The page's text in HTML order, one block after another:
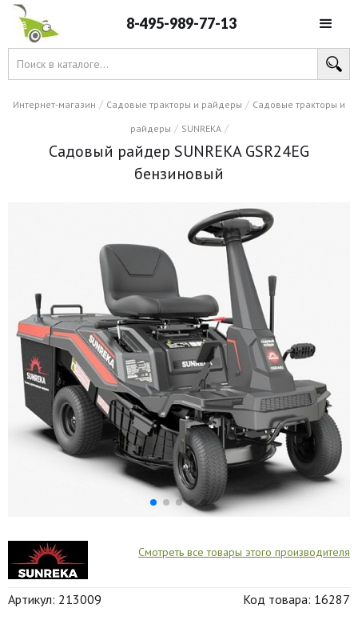
8-495-989-77-13
Интернет-магазин / Садовые тракторы и райдеры / Садовые тракторы и
райдеры / SUNREKA /
Садовый райдер SUNREKA GSR24EG
бензиновый
Смотреть все товары этого производителя
Артикул: 213009 Код товара: 16287